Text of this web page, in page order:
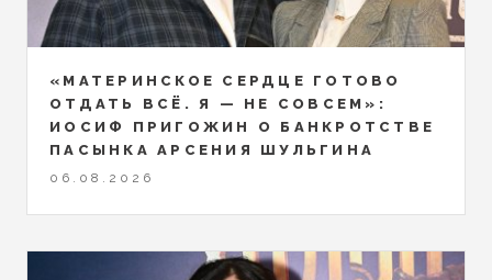
«МАТЕРИНСКОЕ СЕРДЦЕ ГОТОВО
ОТДАТЬ ВСЁ. Я — НЕ СОВСЕМ»:
ИОСИФ ПРИГОЖИН О БАНКРОТСТВЕ
ПАСЫНКА АРСЕНИЯ ШУЛЬГИНА
06.08.2026